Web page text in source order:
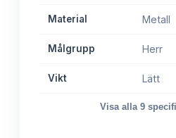
Material Metall
Målgrupp Herr
Vikt Lätt
Visa alla 9